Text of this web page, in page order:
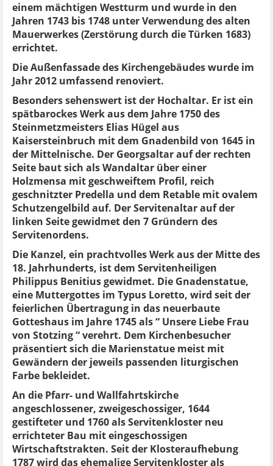
einem mächtigen Westturm und wurde in den
Jahren 1743 bis 1748 unter Verwendung des alten
Mauerwerkes (Zerstörung durch die Türken 1683)
errichtet.
Die Außenfassade des Kirchengebäudes wurde im
Jahr 2012 umfassend renoviert.
Besonders sehenswert ist der Hochaltar. Er ist ein
spätbarockes Werk aus dem Jahre 1750 des
Steinmetzmeisters Elias Hügel aus
Kaisersteinbruch mit dem Gnadenbild von 1645 in
der Mittelnische. Der Georgsaltar auf der rechten
Seite baut sich als Wandaltar über einer
Holzmensa mit geschweiftem Profil, reich
geschnitzter Predella und dem Retable mit ovalem
Schutzengelbild auf. Der Servitenaltar auf der
linken Seite gewidmet den 7 Gründern des
Servitenordens.
Die Kanzel, ein prachtvolles Werk aus der Mitte des
18. Jahrhunderts, ist dem Servitenheiligen
Philippus Benitius gewidmet. Die Gnadenstatue,
eine Muttergottes im Typus Loretto, wird seit der
feierlichen Übertragung in das neuerbaute
Gotteshaus im Jahre 1745 als “ Unsere Liebe Frau
von Stotzing “ verehrt. Dem Kirchenbesucher
präsentiert sich die Marienstatue meist mit
Gewändern der jeweils passenden liturgischen
Farbe bekleidet.
An die Pfarr- und Wallfahrtskirche
angeschlossener, zweigeschossiger, 1644
gestifteter und 1760 als Servitenkloster neu
errichteter Bau mit eingeschossigen
Wirtschaftstrakten. Seit der Klosteraufhebung
1787 wird das ehemalige Servitenkloster als